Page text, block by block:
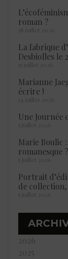
roman ?
18 juillet 2026
La fabrique
Desbiolles le
15 juillet 2026
Marianne
écrire !
14 juillet 2026
Une Journée
5 juillet 2026
Marie Boulic
romanesque ?
5 juillet 2026
Portrait
de
5 juillet 2026
2026
2025